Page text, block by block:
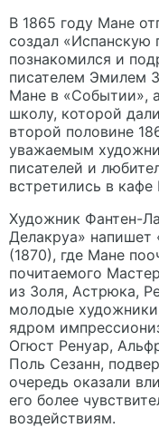
В 1865 году Мане
создал «Испанскую
познакомился и
писателем Эмилем
Мане в «Событии»,
школу, которой
второй половине
уважаемым
писателей и
встретились в кафе
Художник Фантен-
Делакруа» напишет
(1870), где Мане
почитаемого
из Золя, Астрюка,
молодые
ядром
Огюст Ренуар,
Поль Сезанн,
очередь оказали
его более
воздействиям.